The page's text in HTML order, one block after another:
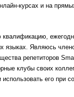
курсах и на
языках. Являюсь
репетиторов
клубы своих
его при